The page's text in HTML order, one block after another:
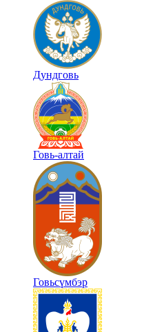
Дундговь
Говь-алтай
Говьсүмбэр